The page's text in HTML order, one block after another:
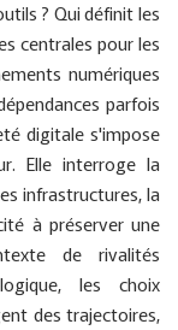
? Qui définit les
centrales pour les
numériques
parfois
digitale s'impose
Elle interroge la
infrastructures, la
à préserver une
de rivalités
les choix
des trajectoires,